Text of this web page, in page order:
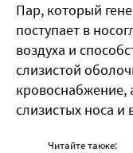
Пар, который
поступает в
воздуха и
слизистой
кровоснабжение,
слизистых носа и
Читайте также: